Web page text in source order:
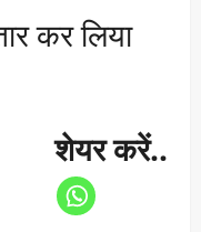
कर लिया
शेयर करें..